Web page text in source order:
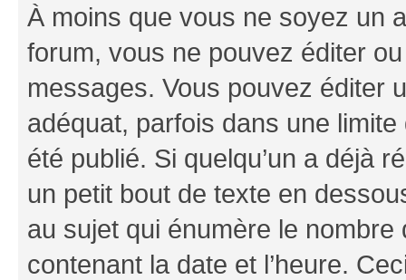
À moins que vous ne soyez un
forum, vous ne pouvez éditer
messages. Vous pouvez éditer
adéquat, parfois dans une
été publié. Si quelqu’un a déjà
un petit bout de texte en
au sujet qui énumère le nombre
contenant la date et l’heure.